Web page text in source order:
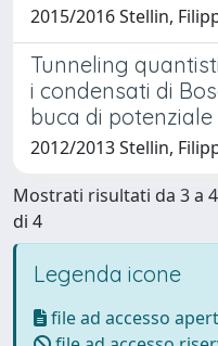
2015/2016 Stellin,
Tunneling
i condensati di
buca di potenziale
2012/2013 Stellin,
Mostrati risultati da 3 a 4
di 4
Legenda icone
file ad accesso